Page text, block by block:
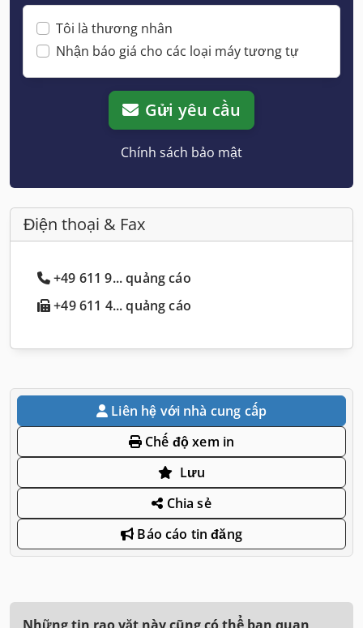
Tôi là thương nhân
Nhận báo giá cho các loại máy tương tự
Gửi yêu cầu
Chính sách bảo mật
Điện thoại & Fax
+49 611 9... quảng cáo
+49 611 4... quảng cáo
Liên hệ với nhà cung cấp
Chế độ xem in
Lưu
Chia sẻ
Báo cáo tin đăng